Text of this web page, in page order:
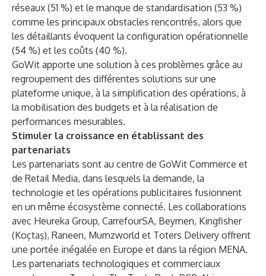
réseaux (51 %) et le manque de standardisation (53 %)
comme les principaux obstacles rencontrés, alors que
les détaillants évoquent la configuration opérationnelle
(54 %) et les coûts (40 %).
GoWit apporte une solution à ces problèmes grâce au
regroupement des différentes solutions sur une
plateforme unique, à la simplification des opérations, à
la mobilisation des budgets et à la réalisation de
performances mesurables.
Stimuler la croissance en établissant des
partenariats
Les partenariats sont au centre de GoWit Commerce et
de Retail Media, dans lesquels la demande, la
technologie et les opérations publicitaires fusionnent
en un même écosystème connecté. Les collaborations
avec Heureka Group, CarrefourSA, Beymen, Kingfisher
(Koçtaş), Raneen, Mumzworld et Toters Delivery offrent
une portée inégalée en Europe et dans la région MENA.
Les partenariats technologiques et commerciaux